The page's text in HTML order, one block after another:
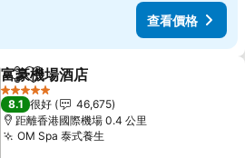
查看價格
分享 放到收藏夾
富豪機場酒店
5 星級
8.1 很好
46,675
距離香港國際機場 0.4 公里
OM Spa 泰式養生查看價格